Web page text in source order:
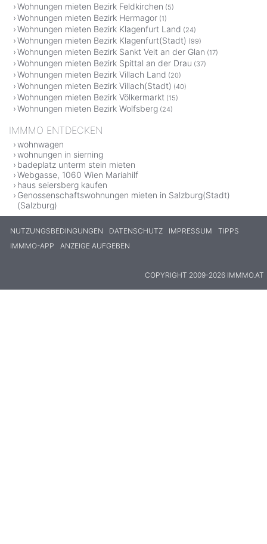
Wohnungen mieten Bezirk Feldkirchen (5)
Wohnungen mieten Bezirk Hermagor (1)
Wohnungen mieten Bezirk Klagenfurt Land (24)
Wohnungen mieten Bezirk Klagenfurt(Stadt) (99)
Wohnungen mieten Bezirk Sankt Veit an der Glan (17)
Wohnungen mieten Bezirk Spittal an der Drau (37)
Wohnungen mieten Bezirk Villach Land (20)
Wohnungen mieten Bezirk Villach(Stadt) (40)
Wohnungen mieten Bezirk Völkermarkt (15)
Wohnungen mieten Bezirk Wolfsberg (24)
IMMMO ENTDECKEN
wohnwagen
wohnungen in sierning
badeplatz unterm stein mieten
Webgasse, 1060 Wien Mariahilf
haus seiersberg kaufen
Genossenschaftswohnungen mieten in Salzburg(Stadt)
(Salzburg)
NUTZUNGSBEDINGUNGEN DATENSCHUTZ IMPRESSUM
TIPPS
IMMMO-APP
ANZEIGE AUFGEBEN
COPYRIGHT 2009-2026 IMMMO.AT